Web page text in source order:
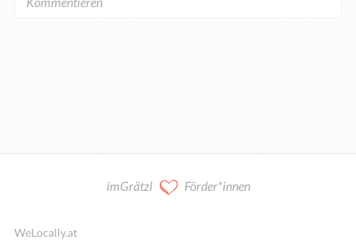
imGrätzl Förder*innen
WeLocally.at